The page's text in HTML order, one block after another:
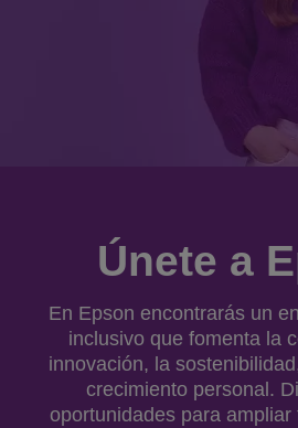
Únete a
En Epson encontrarás un
inclusivo que fomenta la
innovación, la
crecimiento personal.
oportunidades para